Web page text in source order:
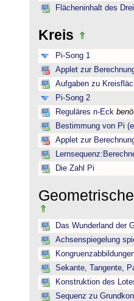
Flächeninhalt des
Kreis
Pi-Song 1
Applet zur
Aufgaben zu
Pi-Song 2
Reguläres n-Eck
Bestimmung von Pi
Applet zur
Die Zahl Pi
Das Wunderland der
Achsenspiegelung
Sekante, Tangente,
Konstruktion des
Sequenz zu